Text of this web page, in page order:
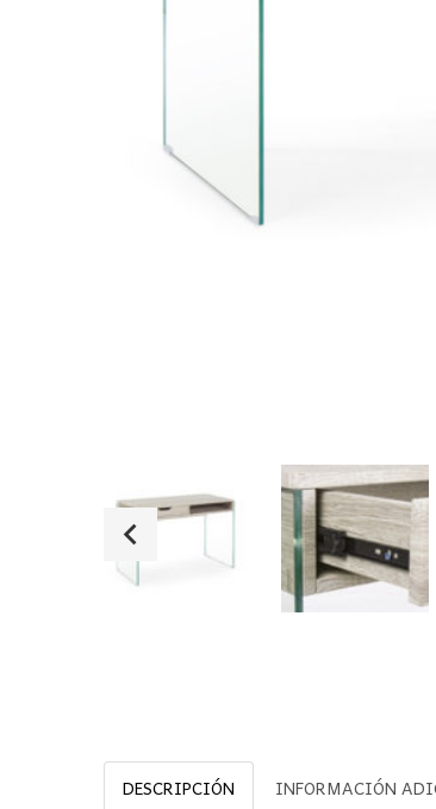
DESCRIPCIÓN INFORMACIÓN